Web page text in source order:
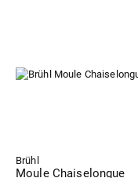
Brühl
Moule Chaiselongue